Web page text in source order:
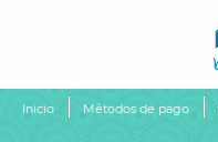
Inicio Métodos de pago